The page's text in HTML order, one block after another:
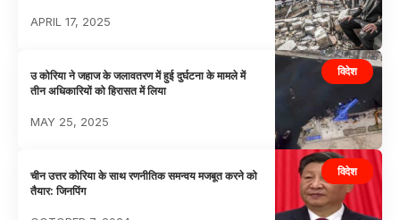
APRIL 17, 2025
विदेश
उ कोरिया ने जहाज के जलावतरण में हुई दुर्घटना के मामले में
तीन अधिकारियों को हिरासत में लिया
MAY 25, 2025
विदेश
चीन उत्तर कोरिया के साथ रणनीतिक समन्वय मजबूत करने को
तैयार: जिनपिंग